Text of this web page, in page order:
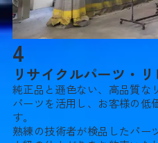
4
リサイクルパーツ・
純正品と遜色ない、高品質な
パーツを活用し、お客様の低
す。
熟練の技術者が検品したパー